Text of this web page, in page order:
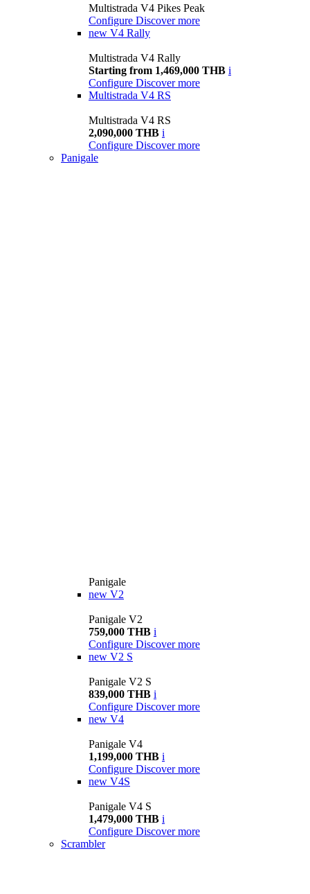
Multistrada V4 Pikes Peak
Configure Discover more
new V4 Rally
Multistrada V4 Rally
Starting from 1,469,000 THB i
Configure Discover more
Multistrada V4 RS
Multistrada V4 RS
2,090,000 THB i
Configure Discover more
Panigale
Panigale
new V2
Panigale V2
759,000 THB i
Configure Discover more
new V2 S
Panigale V2 S
839,000 THB i
Configure Discover more
new V4
Panigale V4
1,199,000 THB i
Configure Discover more
new V4S
Panigale V4 S
1,479,000 THB i
Configure Discover more
Scrambler